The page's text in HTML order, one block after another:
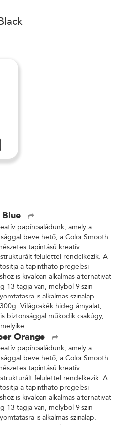
papírcsaládunk, amely a
bevethető, a Color Smooth
tapintású kreatív
felülettel rendelkezik. A
a tapintható prégelési
is kiválóan alkalmas alternatívát
13 tagja van, melyből 9 szín
is alkalmas színalap.
Világoskék hideg árnyalat,
biztonsággal működik csakúgy,
Orange
papírcsaládunk, amely a
bevethető, a Color Smooth
tapintású kreatív
felülettel rendelkezik. A
a tapintható prégelési
is kiválóan alkalmas alternatívát
13 tagja van, melyből 9 szín
is alkalmas színalap.